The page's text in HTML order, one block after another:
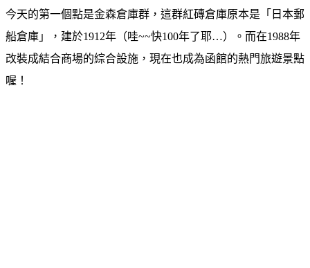
今天的第一個點是金森倉庫群，這群紅磚倉庫原本是「日本郵
船倉庫」，建於1912年（哇~~快100年了耶…）。而在1988年
改裝成結合商場的綜合設施，現在也成為函館的熱門旅遊景點
喔！